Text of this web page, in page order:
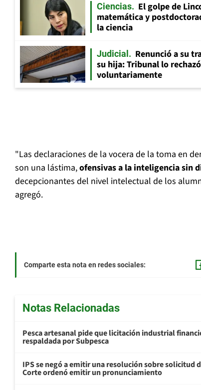
Ciencias
El golpe de
matemática y
la ciencia
Judicial
Renunció a su
su hija: Tribunal lo
voluntariamente
"Las declaraciones de la vocera de la toma en
son una lástima,ofensivas a la inteligencia sin
decepcionantes del nivel intelectual de los
agregó.
Comparte esta nota en redes sociales:
Notas Relacionadas
Pesca artesanal pide que licitación industrial
respaldada por Subpesca
IPS se negó a emitir una resolución sobre solicitud
Corte ordenó emitir un pronunciamiento